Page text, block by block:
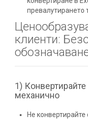
превалутирането
клиенти:
1) Конвертирайте
механично
Не